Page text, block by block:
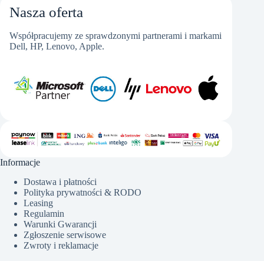
Nasza oferta
Współpracujemy ze sprawdzonymi partnerami i markami
Dell, HP, Lenovo, Apple.
Informacje
Dostawa i płatności
Polityka prywatności & RODO
Leasing
Regulamin
Warunki Gwarancji
Zgłoszenie serwisowe
Zwroty i reklamacje